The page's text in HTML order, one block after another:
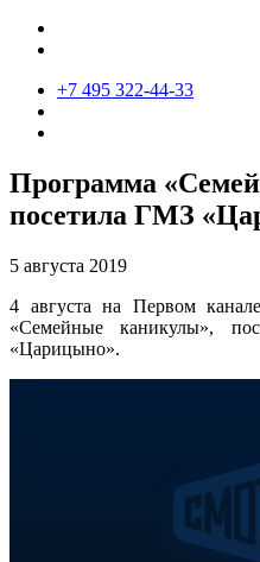
+7 495 322-44-33
Программа
посетила ГМЗ
5 августа 2019
4 августа на Первом
«Семейные каникулы»,
«Царицыно».